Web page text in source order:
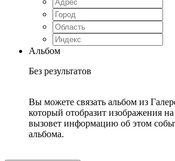
Альбом
Без результатов
Вы можете связать альбом из
который отобразит изображения
вызовет информацию об этом
альбома.